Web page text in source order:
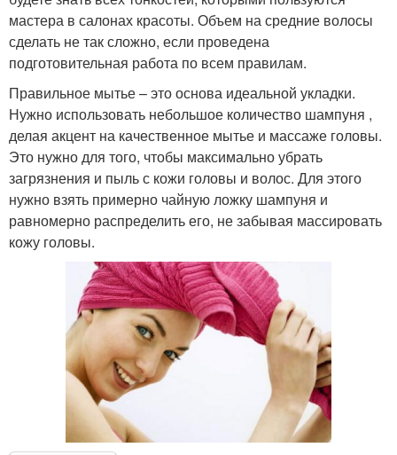
мастера в салонах красоты. Объем на средние волосы
сделать не так сложно, если проведена
подготовительная работа по всем правилам.
Правильное мытье – это основа идеальной укладки.
Нужно использовать небольшое количество шампуня ,
делая акцент на качественное мытье и массаже головы.
Это нужно для того, чтобы максимально убрать
загрязнения и пыль с кожи головы и волос. Для этого
нужно взять примерно чайную ложку шампуня и
равномерно распределить его, не забывая массировать
кожу головы.